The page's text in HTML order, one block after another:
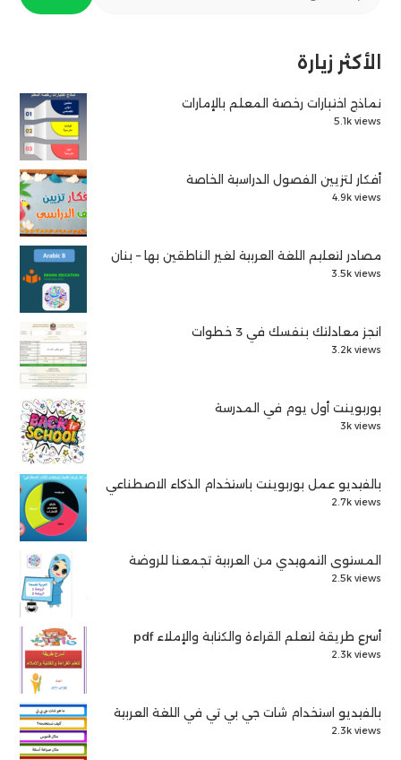
الأكثر زيارة
نماذج اختبارات رخصة المعلم بالإمارات
5.1k views
أفكار لتزيين الفصول الدراسية الخاصة
4.9k views
مصادر لتعليم اللغة العربية لغير الناطقين بها – بنان
3.5k views
انجز معادلتك بنفسك في 3 خطوات
3.2k views
بوربوينت أول يوم في المدرسة
3k views
بالفيديو عمل بوربوينت باستخدام الذكاء الاصطناعي
2.7k views
المستوى التمهيدي من العربية تجمعنا للروضة
2.5k views
أسرع طريقة لتعلم القراءة والكتابة والإملاء pdf
2.3k views
بالفيديو استخدام شات جي بي تي في اللغة العربية
2.3k views